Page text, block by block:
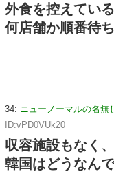
外食を控えてい
何店舗か順番待
34: ニューノーマルの名無
ID:vPD0VUk20
収容施設もなく
韓国はどうなん